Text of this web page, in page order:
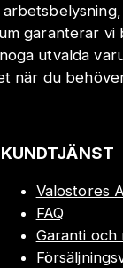
garanterar
utvalda
när du
KUNDTJÄNST
Valostores
FAQ
Garanti